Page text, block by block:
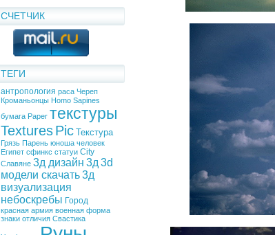
СЧЕТЧИК
ТЕГИ
антропология раса Череп
Кроманьонцы Homo Sapines
бумага Paper текстуры
TexturesPic Текстура
Грязь Парень юноша человек
Египет сфинкс статуи City
Славяне 3д дизайн 3д 3d
модели скачать3д
визуализация
небоскребы Город
красная армия военная форма
знаки отличия Свастика